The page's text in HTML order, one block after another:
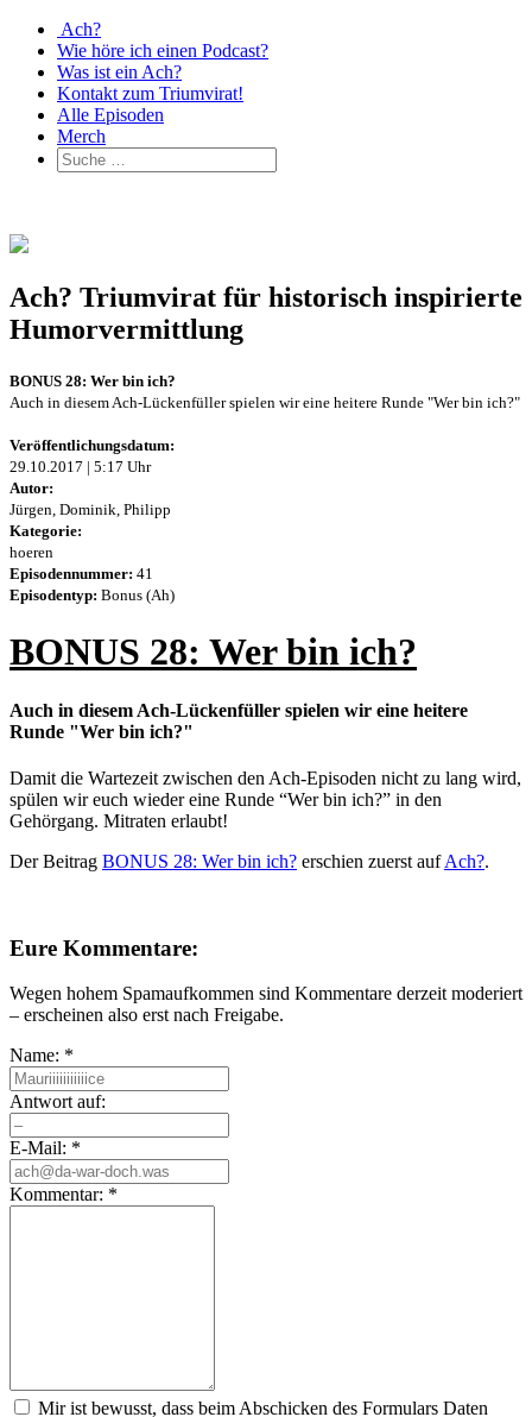
Ach?
Wie höre ich einen Podcast?
Was ist ein Ach?
Kontakt zum Triumvirat!
Alle Episoden
Merch
Ach? Triumvirat für historisch inspirierte
Humorvermittlung
BONUS 28: Wer bin ich?
Auch in diesem Ach-Lückenfüller spielen wir eine heitere Runde "Wer bin ich?"
Veröffentlichungsdatum:
29.10.2017 | 5:17 Uhr
Autor:
Jürgen, Dominik, Philipp
Kategorie:
hoeren
Episodennummer: 41
Episodentyp: Bonus (Ah)
BONUS 28: Wer bin ich?
Auch in diesem Ach-Lückenfüller spielen wir eine heitere
Runde "Wer bin ich?"
Damit die Wartezeit zwischen den Ach-Episoden nicht zu lang wird,
spülen wir euch wieder eine Runde “Wer bin ich?” in den
Gehörgang. Mitraten erlaubt!
Der Beitrag BONUS 28: Wer bin ich? erschien zuerst aufAch?.
Eure Kommentare:
Wegen hohem Spamaufkommen sind Kommentare derzeit moderiert
– erscheinen also erst nach Freigabe.
Name: *
Antwort auf:
E-Mail: *
Kommentar: *
Mir ist bewusst, dass beim Abschicken des Formulars Daten